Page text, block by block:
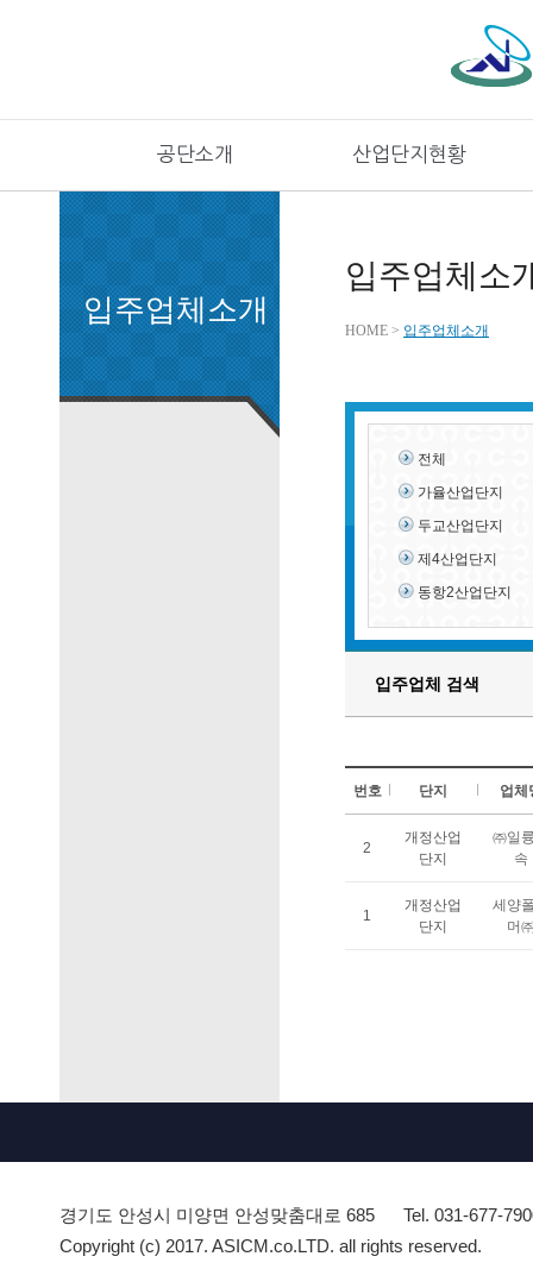
공단소개 산업단지현황
입주업체소개
입주업체소
HOME > 입주업체소개
전체
가율산업단지
두교산업단지
제4산업단지
동항2산업단지
입주업체 검색
번호 단지 업체
2
개정산업
단지
㈜일
속
1
개정산업
단지
세양
머
경기도 안성시 미양면 안성맞춤대로 685
Tel. 031-677-
Copyright (c) 2017. ASICM.co.LTD. all rights reserved.